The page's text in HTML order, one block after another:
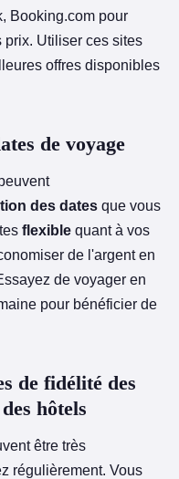
Booking.com pour
prix. Utiliser ces sites
offres disponibles
de voyage
des dates que vous
flexible quant à vos
de l'argent en
de voyager en
pour bénéficier de
de fidélité des
hôtels
être très
régulièrement. Vous